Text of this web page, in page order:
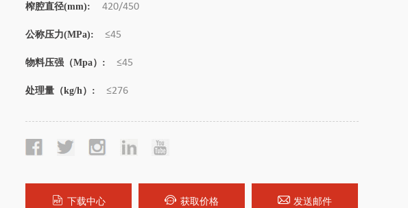
榨腔直径(mm): 420/450
公称压力(MPa): ≤45
物料压强（Mpa）: ≤45
处理量（kg/h）: ≤276
下载中心 获取价格 发送邮件